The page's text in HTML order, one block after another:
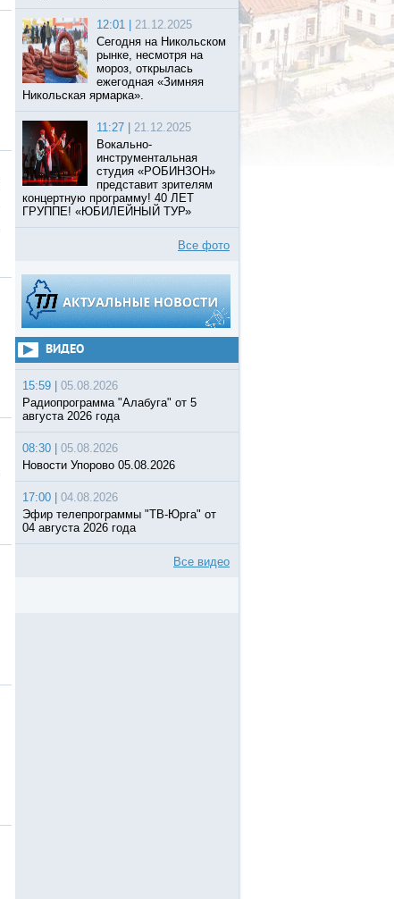
12:01 |
21.12.2025
Сегодня на Никольском
рынке, несмотря на
мороз, открылась
ежегодная «Зимняя
Никольская ярмарка».
11:27 |
21.12.2025
Вокально-
инструментальная
студия «РОБИНЗОН»
представит зрителям
концертную программу! 40 ЛЕТ
ГРУППЕ! «ЮБИЛЕЙНЫЙ ТУР»
Все фото
ВИДЕО
15:59 |
05.08.2026
Радиопрограмма "Алабуга" от 5
августа 2026 года
08:30 |
05.08.2026
Новости Упорово 05.08.2026
17:00 |
04.08.2026
Эфир телепрограммы "ТВ-Юрга" от
04 августа 2026 года
Все видео